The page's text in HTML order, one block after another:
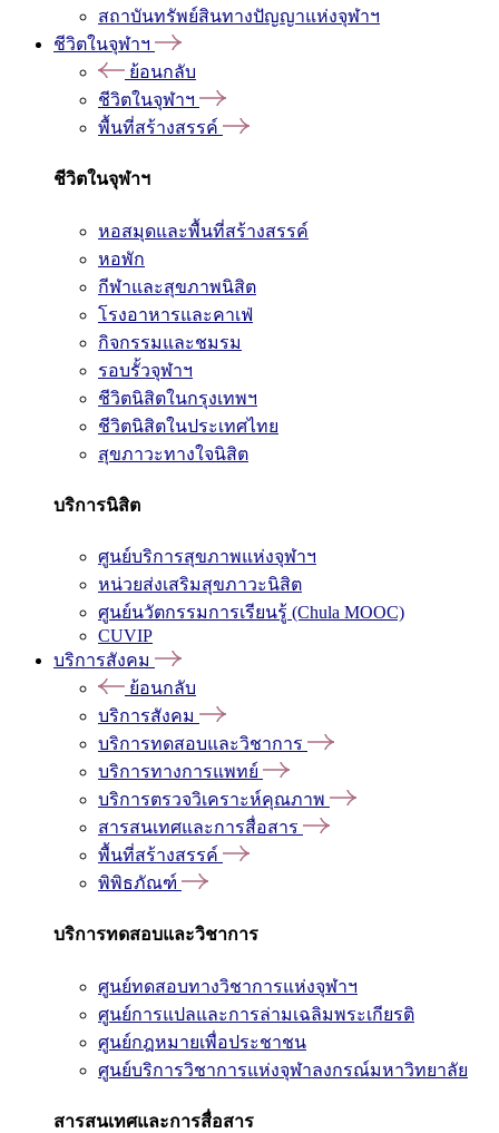
สถาบันทรัพย์สินทางปัญญาแห่งจุฬาฯ
ชีวิตในจุฬาฯ
ย้อนกลับ
ชีวิตในจุฬาฯ
พื้นที่สร้างสรรค์
ชีวิตในจุฬาฯ
หอสมุดและพื้นที่สร้างสรรค์
หอพัก
กีฬาและสุขภาพนิสิต
โรงอาหารและคาเฟ่
กิจกรรมและชมรม
รอบรั้วจุฬาฯ
ชีวิตนิสิตในกรุงเทพฯ
ชีวิตนิสิตในประเทศไทย
สุขภาวะทางใจนิสิต
บริการนิสิต
ศูนย์บริการสุขภาพแห่งจุฬาฯ
หน่วยส่งเสริมสุขภาวะนิสิต
ศูนย์นวัตกรรมการเรียนรู้ (Chula MOOC)
CUVIP
บริการสังคม
ย้อนกลับ
บริการสังคม
บริการทดสอบและวิชาการ
บริการทางการแพทย์
บริการตรวจวิเคราะห์คุณภาพ
สารสนเทศและการสื่อสาร
พื้นที่สร้างสรรค์
พิพิธภัณฑ์
บริการทดสอบและวิชาการ
ศูนย์ทดสอบทางวิชาการแห่งจุฬาฯ
ศูนย์การแปลและการล่ามเฉลิมพระเกียรติ
ศูนย์กฎหมายเพื่อประชาชน
ศูนย์บริการวิชาการแห่งจุฬาลงกรณ์มหาวิทยาลัย
สารสนเทศและการสื่อสาร